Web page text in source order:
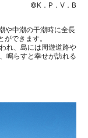
©K．P．V．B
や中潮の干潮時に全長
できます。
れ、島には周遊道路や
鳴らすと幸せが訪れる